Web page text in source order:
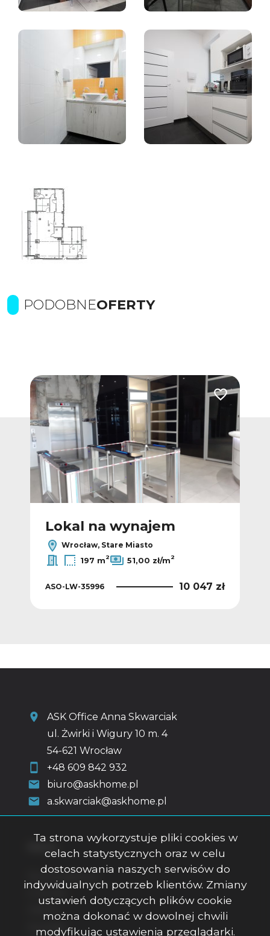
PODOBNEOFERTY
Dodaj do ulubionych Dodaj do
Lokal na wynajem
Wrocław, Stare Miasto
197 m2 51,00 zł/m2
ASO-LW-35996 10 047 zł
ASK Office Anna Skwarciak
ul. Żwirki i Wigury 10 m. 4
54-621 Wrocław
+48 609 842 932
biuro@askhome.pl
a.skwarciak@askhome.pl
Strona główna
O firmie
Kontakt
Ta strona wykorzystuje pliki cookies w
celach statystycznych oraz w celu
dostosowania naszych serwisów do
indywidualnych potrzeb klientów. Zmiany
ustawień dotyczących plików cookie
można dokonać w dowolnej chwili
modyfikując ustawienia przeglądarki.